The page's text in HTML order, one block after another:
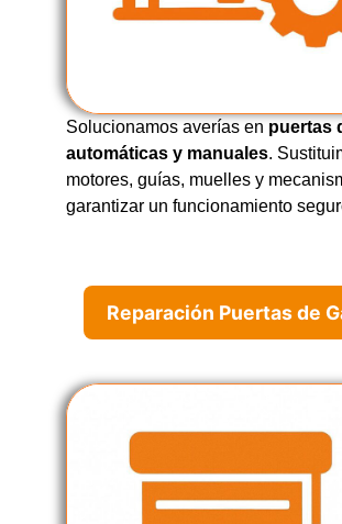
Solucionamos averías en puertas
automáticas y manuales.
motores, guías, muelles y
garantizar un funcionamiento
Reparación Puertas de